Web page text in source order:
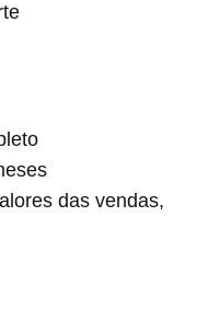
das vendas,